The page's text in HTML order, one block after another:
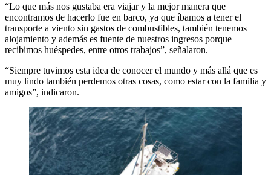
“Lo que más nos gustaba era viajar y la mejor manera que
encontramos de hacerlo fue en barco, ya que íbamos a tener el
transporte a viento sin gastos de combustibles, también tenemos
alojamiento y además es fuente de nuestros ingresos porque
recibimos huéspedes, entre otros trabajos”, señalaron.
“Siempre tuvimos esta idea de conocer el mundo y más allá que es
muy lindo también perdemos otras cosas, como estar con la familia y
amigos”, indicaron.